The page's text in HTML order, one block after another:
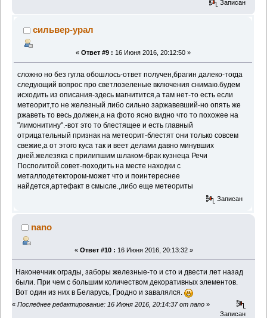
Записан
сильвер-урал
« Ответ #9 : 16 Июня 2016, 20:12:50 »
сложно но без гугла обошлось-ответ получен,брагин далеко-тогда
следующий вопрос про светлозеленые включения снимаю.будем
исходить из описания-здесь магнитится,а там нет-то есть если
метеорит,то не железный либо сильно заржавевший-но опять же
ржаветь то весь должен,а на фото ясно видно что то похожее на
"лимонитину".-вот это то блестящее и есть главный
отрицательный признак на метеорит-блестят они только совсем
свежие,а от этого куса так и веет делами давно минувших
дней.железяка с прилипшим шлаком-брак кузнеца Речи
Посполитой.совет-походить на месте находки с
металлодетектором-может что и поинтереснее
найдется,артефакт в смысле.,либо еще метеориты
Записан
nano
« Ответ #10 : 16 Июня 2016, 20:13:32 »
Наконечник ограды, заборы железные-то и сто и двести лет назад
были. При чем с большим количеством декоративных элементов.
Вот один из них в Беларусь, Гродно и завалялся.
« Последнее редактирование: 16 Июня 2016, 20:14:37 от nano »
Записан